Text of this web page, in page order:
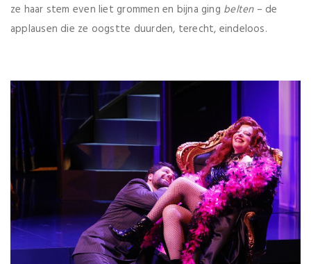
ze haar stem even liet grommen en bijna ging belten– de
applausen die ze oogstte duurden, terecht, eindeloos.